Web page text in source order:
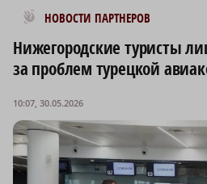
НОВОСТИ ПАРТНЕРОВ
Новости МирТесен
Нижегородские туристы
за проблем турецкой
10:07, 30.05.2026